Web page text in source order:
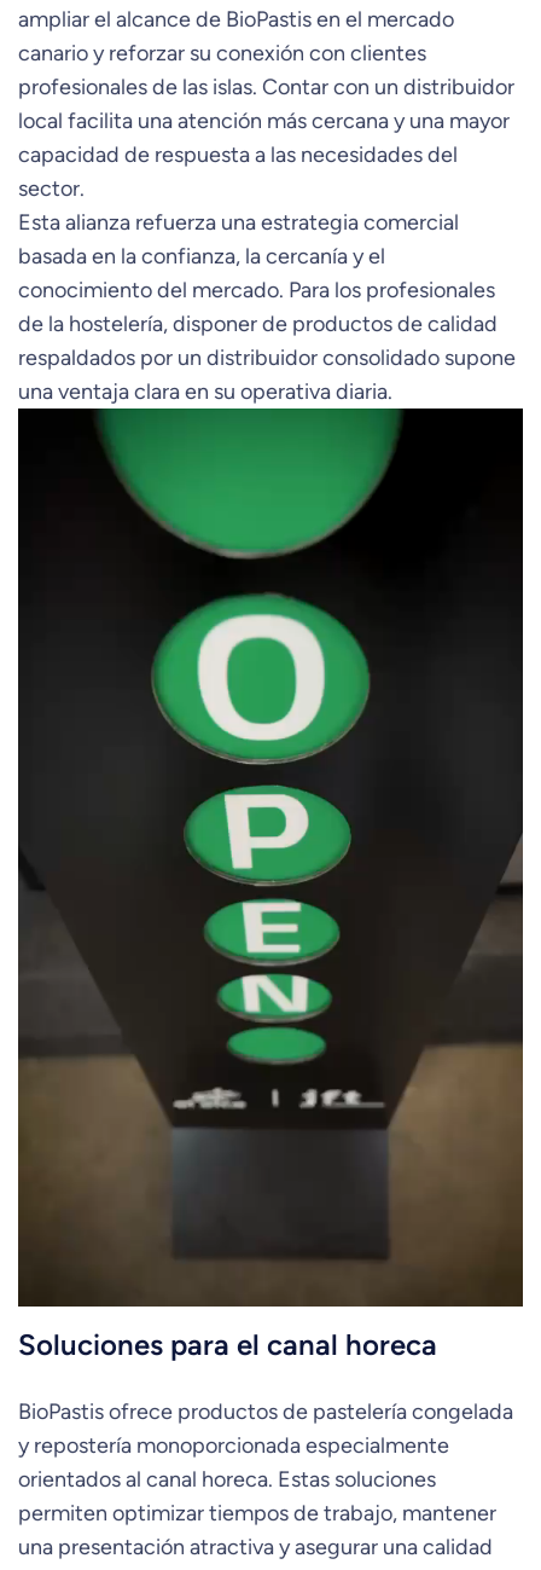
ampliar el alcance de BioPastis en el mercado
canario y reforzar su conexión con clientes
profesionales de las islas. Contar con un distribuidor
local facilita una atención más cercana y una mayor
capacidad de respuesta a las necesidades del
sector.
Esta alianza refuerza una estrategia comercial
basada en la confianza, la cercanía y el
conocimiento del mercado. Para los profesionales
de la hostelería, disponer de productos de calidad
respaldados por un distribuidor consolidado supone
una ventaja clara en su operativa diaria.
Soluciones para el canal horeca
BioPastis ofrece productos de pastelería congelada
y repostería monoporcionada especialmente
orientados al canal horeca. Estas soluciones
permiten optimizar tiempos de trabajo, mantener
una presentación atractiva y asegurar una calidad